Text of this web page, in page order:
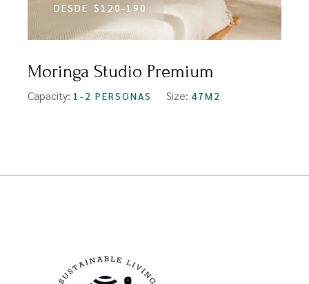
DESDE $120-190
Moringa Studio Premium
Capacity: 1-2 PERSONAS Size: 47M2